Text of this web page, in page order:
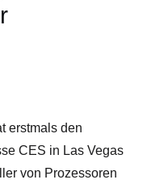
erstmals den
CES in Las Vegas
von Prozessoren